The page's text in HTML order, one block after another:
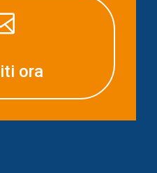
ora